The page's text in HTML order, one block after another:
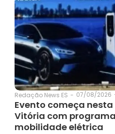
Redação News ES - 07/08/2026
Evento começa
Vitória com
mobilidade elétrica